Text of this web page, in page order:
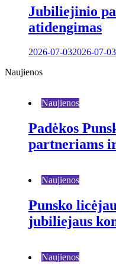
Jubiliejinio
atidengimas
2026-07-032026-07-03
Naujienos
Naujienos
Padėkos
partneriams
Naujienos
Punsko
jubiliejaus
Naujienos